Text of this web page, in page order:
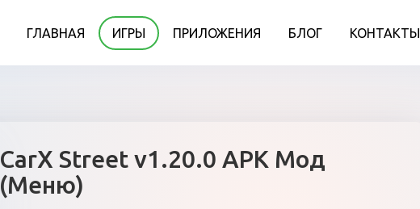
ГЛАВНАЯ ИГРЫ ПРИЛОЖЕНИЯ БЛОГ КОНТАКТЫ
CarX Street v1.20.0 APK Мод
(Меню)